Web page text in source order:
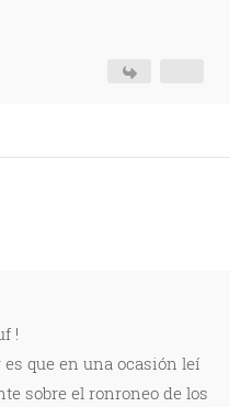
!
que en una ocasión leí
sobre el ronroneo de los